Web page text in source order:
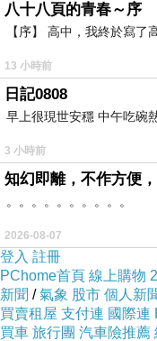
每個座位都會一張
八十八頁的青春～序
【序】 高中，我終於寫
13 小時前
日記0808
早上很現世安穩 中午吃碗
3 小時前
知幻即離，不作方便
。。。。。。。。。。
2026-08-07
登入 註冊
PChome首頁 線上購物
新聞 /氣象 股市 個人新
買賣租屋 支付連 國際連
買車 旅行團 汽車險推薦